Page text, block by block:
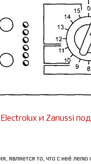
и Zanussi
является то, что с неё